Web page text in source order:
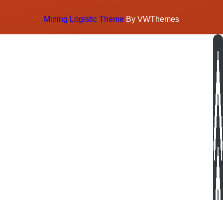
Mining Logistic Theme By VWThemes